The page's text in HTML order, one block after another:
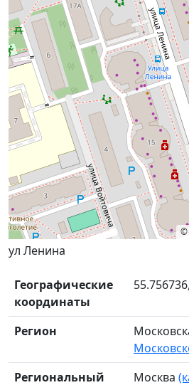
©
ул Ленина
Географические
координаты
Регион
Региональный
Москва